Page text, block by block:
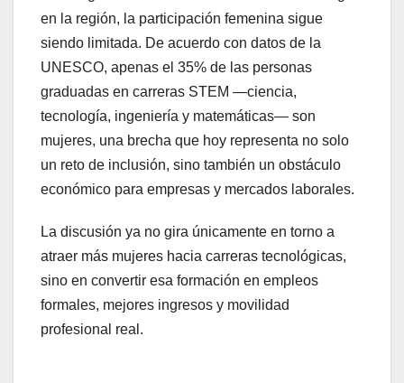
en la región, la participación femenina sigue
siendo limitada. De acuerdo con datos de la
UNESCO, apenas el 35% de las personas
graduadas en carreras STEM —ciencia,
tecnología, ingeniería y matemáticas— son
mujeres, una brecha que hoy representa no solo
un reto de inclusión, sino también un obstáculo
económico para empresas y mercados laborales.
La discusión ya no gira únicamente en torno a
atraer más mujeres hacia carreras tecnológicas,
sino en convertir esa formación en empleos
formales, mejores ingresos y movilidad
profesional real.